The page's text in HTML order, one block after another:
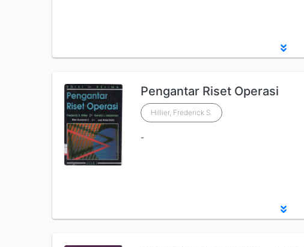
Pengantar Riset Operasi
Hillier, Frederick S.
-